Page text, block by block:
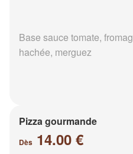
Base sauce tomate,
hachée, merguez
Pizza gourmande
Dès 14.00 €